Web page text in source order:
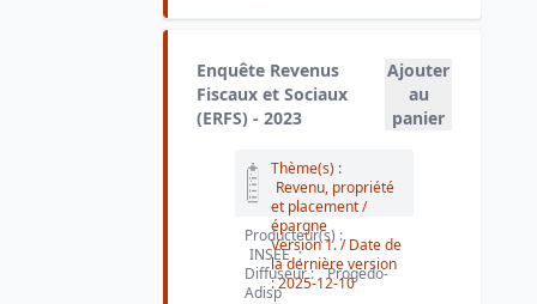
Enquête Revenus
Fiscaux et Sociaux
(ERFS) - 2023
Ajouter
au
panier
Thème(s) :
Revenu, propriété
et placement /
épargne
Version 1./ Date de
la dernière version
:2025-12-10
Producteur(s) :
INSEE ;
Diffuseur :
Progedo-
Adisp